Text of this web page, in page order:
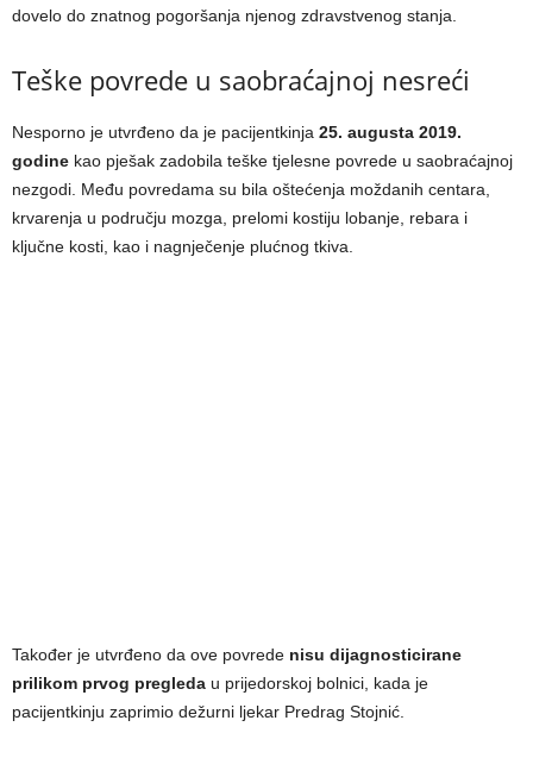
dovelo do znatnog pogoršanja njenog zdravstvenog stanja.
Teške povrede u saobraćajnoj nesreći
Nesporno je utvrđeno da je pacijentkinja 25. augusta 2019.
godine kao pješak zadobila teške tjelesne povrede u saobraćajnoj
nezgodi. Među povredama su bila oštećenja moždanih centara,
krvarenja u području mozga, prelomi kostiju lobanje, rebara i
ključne kosti, kao i nagnječenje plućnog tkiva.
Također je utvrđeno da ove povrede nisu dijagnosticirane
prilikom prvog pregleda u prijedorskoj bolnici, kada je
pacijentkinju zaprimio dežurni ljekar Predrag Stojnić.